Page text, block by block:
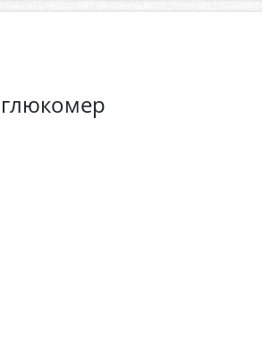
глюкомер